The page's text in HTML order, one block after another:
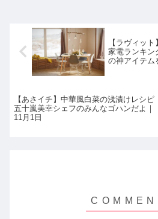
【ラヴィッ
家電ランキン
の神アイテム
【あさイチ】中華風白菜の浅漬けレシピ
五十嵐美幸シェフのみんなゴハンだよ｜
11月1日